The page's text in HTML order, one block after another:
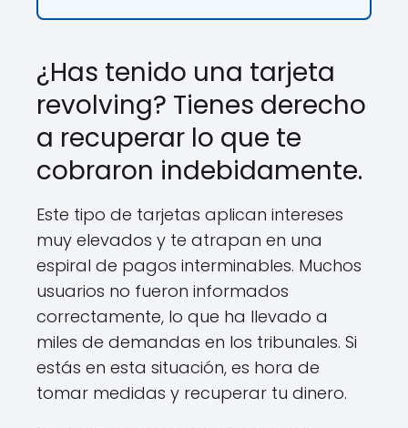
¿Has tenido una tarjeta
revolving? Tienes derecho
a recuperar lo que te
cobraron indebidamente.
Este tipo de tarjetas aplican intereses
muy elevados y te atrapan en una
espiral de pagos interminables. Muchos
usuarios no fueron informados
correctamente, lo que ha llevado a
miles de demandas en los tribunales. Si
estás en esta situación, es hora de
tomar medidas y recuperar tu dinero.